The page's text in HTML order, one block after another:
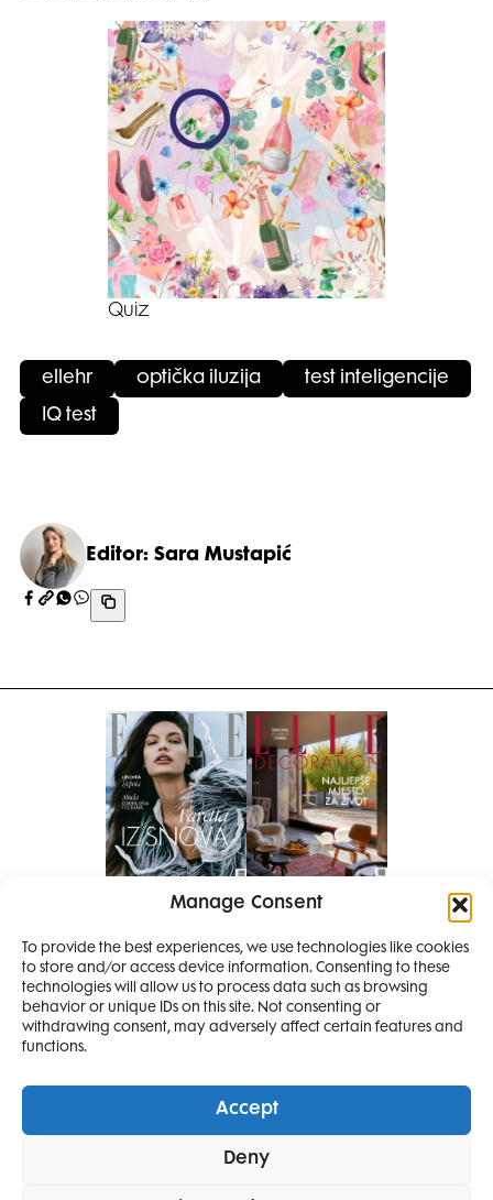
Manage Consent
To provide the best experiences, we use technologies like cookies
to store and/or access device information. Consenting to these
technologies will allow us to process data such as browsing
behavior or unique IDs on this site. Not consenting or
withdrawing consent, may adversely affect certain features and
functions.
Accept
Deny
Quiz
ellehr optička iluzija test inteligencije
IQ test
Editor: Sara Mustapić
Pretplati se na časopis
PRETPLATITE SE
Elle ProjectsElle Beauty AwardsElle Style Awards
LifestyleDecoration